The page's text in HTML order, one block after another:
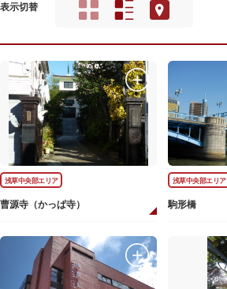
表示切替
浅草中央部エリア
曹源寺（かっぱ寺）
浅草中央部エリア
駒形橋